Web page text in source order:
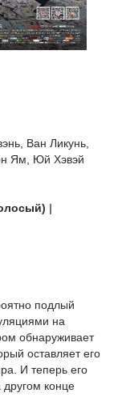
Ван Ликунь,
Ям, Юй Хэвэй
|
подлый
на
обнаруживает
оставляет его
И теперь его
другом конце